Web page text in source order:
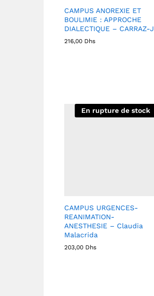
CAMPUS ANOREXIE ET
BOULIMIE : APPROCHE
DIALECTIQUE – CARRAZ-J
216,00 Dhs
En rupture de stock
CAMPUS URGENCES-
REANIMATION-
ANESTHESIE – Claudia
Malacrida
203,00 Dhs